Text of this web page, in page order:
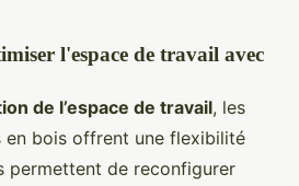
l'espace de travail avec
de l’espace de travail, les
en bois offrent une flexibilité
permettent de reconfigurer